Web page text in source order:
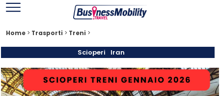
Home > Trasporti > Treni >
Scioperi Iran